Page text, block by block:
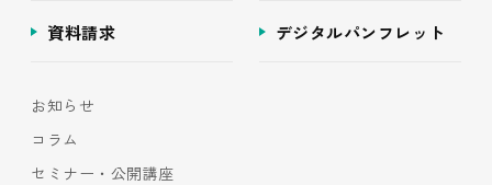
資料請求 デジタルパンフレット
お知らせ
コラム
セミナー・公開講座